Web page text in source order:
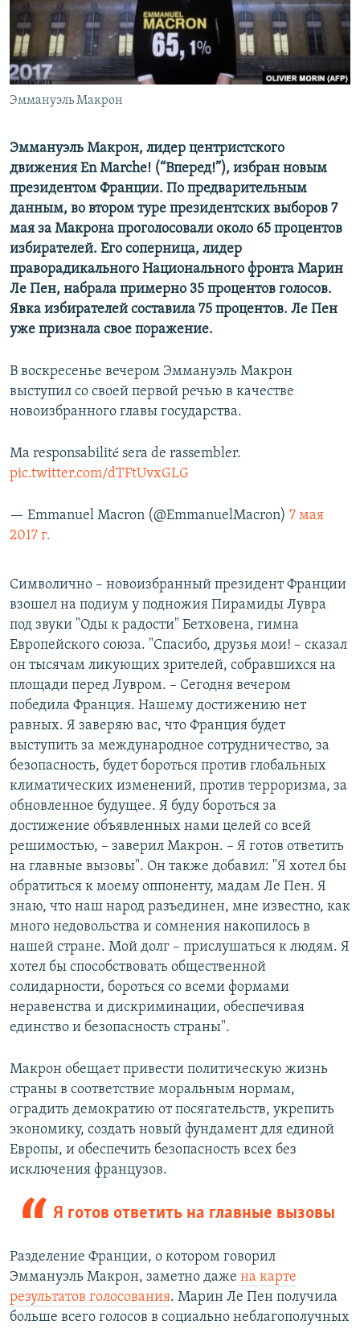
ПОБЕДИТЕЛЕЙ НЕ СУДЯТ?
КРЫМ.НЕПОКОРЕННЫЙ
ELIFBE
УКРАИНСКАЯ ПРОБЛЕМА КРЫМА
ПРИСОЕДИНЯЙТЕСЬ!
Эммануэль Макрон
Эммануэль Макрон, лидер центристского
движения En Marche! (“Вперед!”), избран новым
президентом Франции. По предварительным
данным, во втором туре президентских выборов 7
мая за Макрона проголосовали около 65 процентов
избирателей. Его соперница, лидер
праворадикального Национального фронта Марин
Ле Пен, набрала примерно 35 процентов голосов.
Явка избирателей составила 75 процентов. Ле Пен
уже признала свое поражение.
В воскресенье вечером Эммануэль Макрон
выступил со своей первой речью в качестве
новоизбранного главы государства.
Ma responsabilité sera de rassembler.
pic.twitter.com/dTFtUvxGLG
— Emmanuel Macron (@EmmanuelMacron) 7 мая
2017 г.
Символично – новоизбранный президент Франции
взошел на подиум у подножия Пирамиды Лувра
под звуки "Оды к радости" Бетховена, гимна
Европейского союза. "Спасибо, друзья мои! – сказал
он тысячам ликующих зрителей, собравшихся на
площади перед Лувром. – Сегодня вечером
победила Франция. Нашему достижению нет
равных. Я заверяю вас, что Франция будет
выступить за международное сотрудничество, за
безопасность, будет бороться против глобальных
климатических изменений, против терроризма, за
обновленное будущее. Я буду бороться за
достижение объявленных нами целей со всей
решимостью, – заверил Макрон. – Я готов ответить
на главные вызовы". Он также добавил: "Я хотел бы
обратиться к моему оппоненту, мадам Ле Пен. Я
знаю, что наш народ разъединен, мне известно, как
много недовольства и сомнения накопилось в
нашей стране. Мой долг – прислушаться к людям. Я
хотел бы способствовать общественной
солидарности, бороться со всеми формами
неравенства и дискриминации, обеспечивая
единство и безопасность страны".
Макрон обещает привести политическую жизнь
страны в соответствие моральным нормам,
оградить демократию от посягательств, укрепить
экономику, создать новый фундамент для единой
Европы, и обеспечить безопасность всех без
исключения французов.
Я готов ответить на главные вызовы
Разделение Франции, о котором говорил
Эммануэль Макрон, заметно даже на карте
результатов голосования. Марин Ле Пен получила
больше всего голосов в социально неблагополучных